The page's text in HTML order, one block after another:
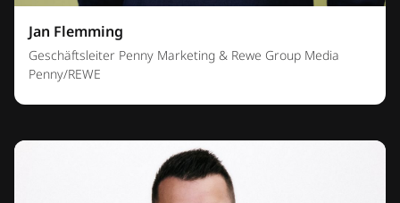
Jan Flemming
Geschäftsleiter Penny Marketing & Rewe Group Media
Penny/REWE